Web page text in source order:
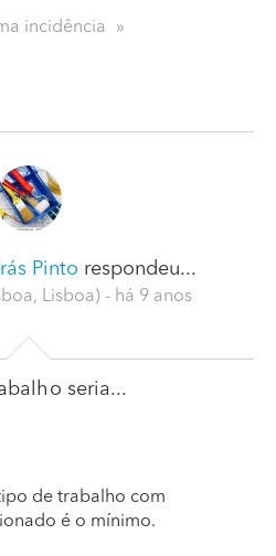
incidência
Pinto respondeu...
Lisboa) - há 9 anos
seria...
de trabalho com
é o mínimo.